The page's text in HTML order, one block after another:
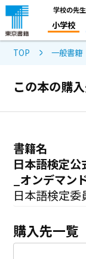
学校の先
小学校
TOP 一般書籍
この本の購
書籍名
日本語検定
_オンデマン
日本語検定委
購入先一覧